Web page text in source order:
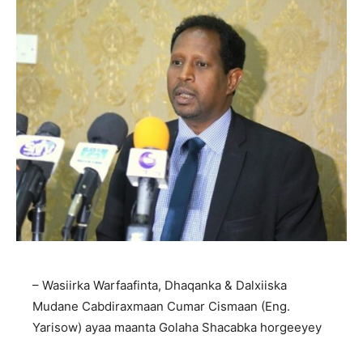
– Wasiirka Warfaafinta, Dhaqanka & Dalxiiska
Mudane Cabdiraxmaan Cumar Cismaan (Eng.
Yarisow) ayaa maanta Golaha Shacabka horgeeyey